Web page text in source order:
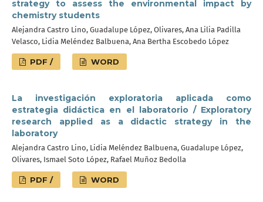
strategy to assess the environmental impact by
chemistry students
Alejandra Castro Lino, Guadalupe López, Olivares, Ana Lilia Padilla
Velasco, Lidia Meléndez Balbuena, Ana Bertha Escobedo López
PDF / WORD
La investigación exploratoria aplicada como
estrategia didáctica en el laboratorio / Exploratory
research applied as a didactic strategy in the
laboratory
Alejandra Castro Lino, Lidia Meléndez Balbuena, Guadalupe López,
Olivares, Ismael Soto López, Rafael Muñoz Bedolla
PDF / WORD